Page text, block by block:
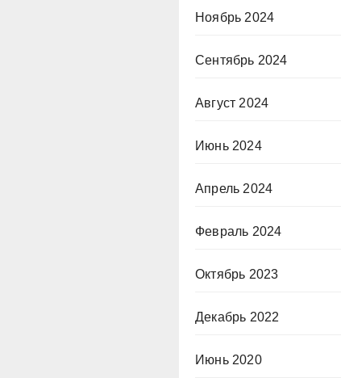
Ноябрь 2024
Сентябрь 2024
Август 2024
Июнь 2024
Апрель 2024
Февраль 2024
Октябрь 2023
Декабрь 2022
Июнь 2020